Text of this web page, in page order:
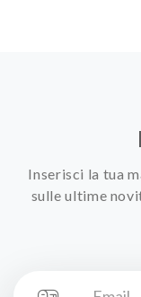
Inserisci la tua
sulle ultime